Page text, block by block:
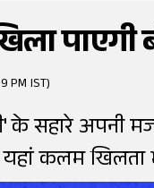
पाएगी
PM IST)
के सहारे अपनी
कलम खिलता